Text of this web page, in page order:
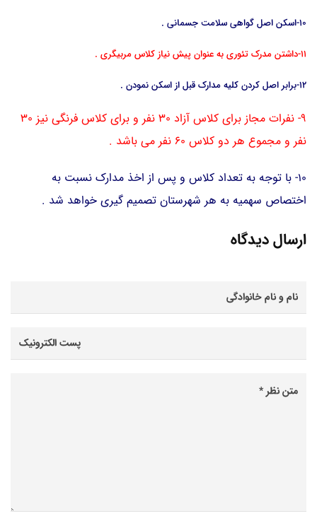
10-اسکن اصل گواهی سلامت جسمانی .
11-داشتن مدرک تئوری به عنوان پیش نیاز کلاس مربیگری .
12-برابر اصل کردن کلیه مدارک قبل از اسکن نمودن .
9- نفرات مجاز برای کلاس آزاد 30 نفر و برای کلاس فرنگی نیز 30
نفر و مجموع هر دو کلاس 60 نفر می باشد .
10- با توجه به تعداد کلاس و پس از اخذ مدارک نسبت به
اختصاص سهمیه به هر شهرستان تصمیم گیری خواهد شد .
ارسال دیدگاه